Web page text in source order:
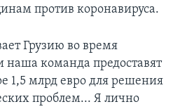
против коронавируса.
Грузию во время
команда предоставят
1,5 млрд евро для решения
проблем... Я лично